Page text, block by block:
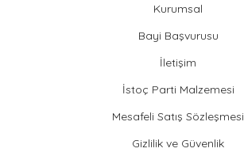
Kurumsal
Bayi Başvurusu
İletişim
İstoç Parti Malzemesi
Mesafeli Satış Sözleşmesi
Gizlilik ve Güvenlik